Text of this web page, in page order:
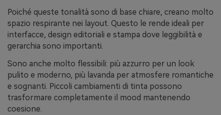
Poiché queste tonalità sono di base chiare, creano molto
spazio respirante nei layout. Questo le rende ideali per
interfacce, design editoriali e stampa dove leggibilità e
gerarchia sono importanti.
Sono anche molto flessibili: più azzurro per un look
pulito e moderno, più lavanda per atmosfere romantiche
e sognanti. Piccoli cambiamenti di tinta possono
trasformare completamente il mood mantenendo
coesione.